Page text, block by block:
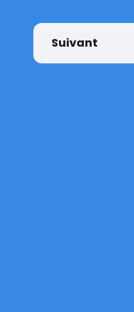
Suivant